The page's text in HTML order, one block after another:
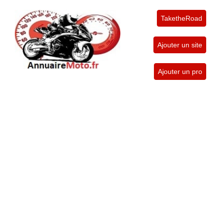
TaketheRoad
Ajouter un site
Ajouter un pro